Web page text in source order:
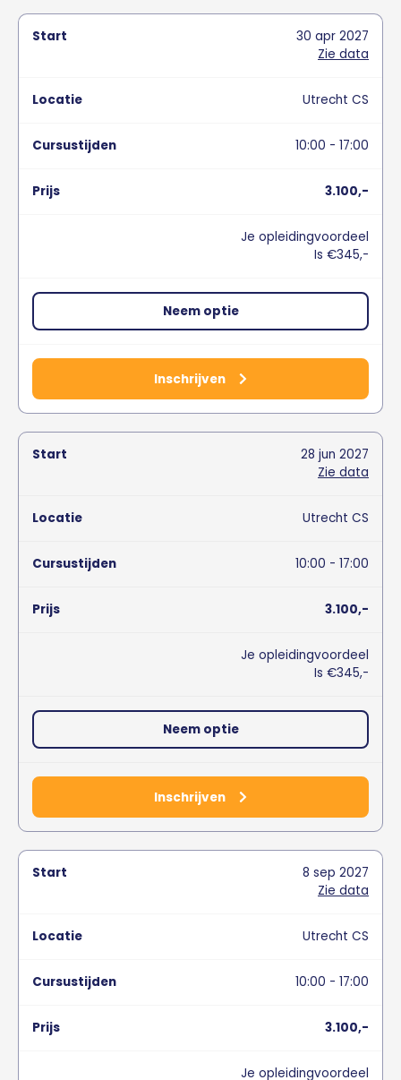
30 apr 2027
Zie data
Utrecht CS
10:00 - 17:00
3.100,-
Je opleidingvoordeel
Is €345,-
Neem optie
Inschrijven
28 jun 2027
Zie data
Utrecht CS
10:00 - 17:00
3.100,-
Je opleidingvoordeel
Is €345,-
Neem optie
Inschrijven
8 sep 2027
Zie data
Utrecht CS
10:00 - 17:00
3.100,-
Je opleidingvoordeel